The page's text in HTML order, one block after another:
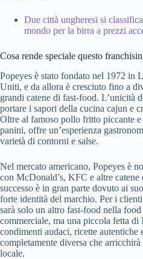
Due città ungheresi si
mondo per la birra a prezzi
Cosa rende speciale questo
Popeyes è stato fondato nel 1972 in
Uniti, e da allora è cresciuto fino a
grandi catene di fast-food. L’unicità
portare i sapori della cucina cajun e
Oltre al famoso pollo fritto piccante
panini, offre un’esperienza
varietà di contorni e salse.
Nel mercato americano, Popeyes è
con McDonald’s, KFC e altre
successo è in gran parte dovuto ai
forte identità del marchio. Per i
sarà solo un altro fast-food nella
commerciale, ma una piccola fetta di
condimenti audaci, ricette autentiche
completamente diversa che
locale.